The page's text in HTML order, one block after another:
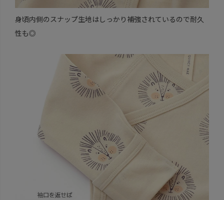
身頃内側のスナップ生地はしっかり補強されているので耐久
性も◎